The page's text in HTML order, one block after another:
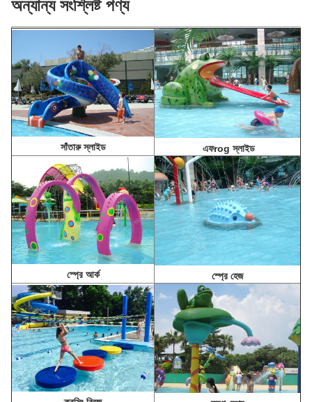
অন্যান্য সংশ্লিষ্ট পণ্য
সাঁতারু স্লাইড এফrog স্লাইড
স্প্রে আর্ক স্প্রে হেজ